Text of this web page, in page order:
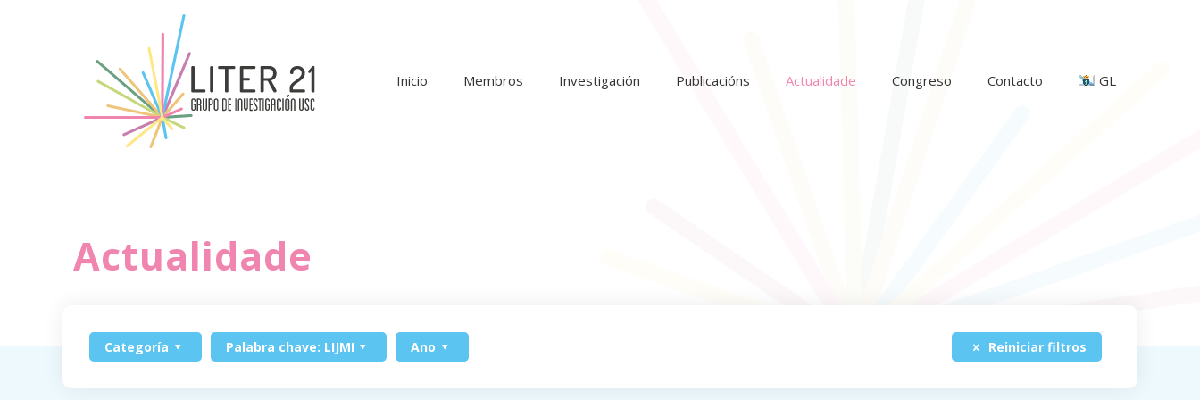
Inicio Membros Investigación Publicacións Actualidade Congreso Contacto GL
Actualidade
Categoría Palabra chave: LIJMI Ano Reiniciar filtros